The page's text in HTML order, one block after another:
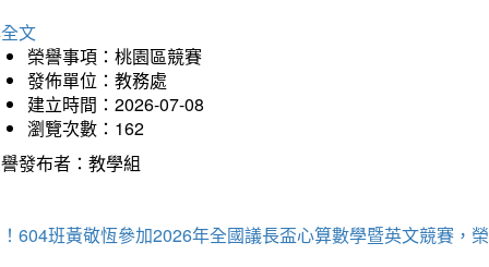
文
榮譽事項：桃園區競賽
發佈單位：教務處
建立時間：2026-07-08
瀏覽次數：162
發布者：教學組
604班黃敬恆參加2026年全國議長盃心算數學暨英文競賽，